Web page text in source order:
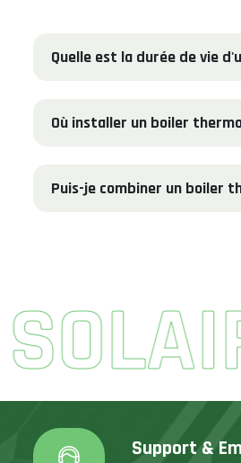
Quelle est la durée de vie
Où installer un boiler
Puis-je combiner un boiler
Support &